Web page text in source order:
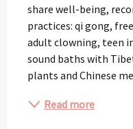
share well-being,
practices: qi gong,
adult clowning, teen
sound baths with
plants and Chinese
Read more